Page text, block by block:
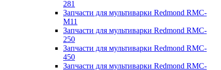
281
Запчасти для мультиварки Redmond RMC-
M11
Запчасти для мультиварки Redmond RMC-
250
Запчасти для мультиварки Redmond RMC-
450
Запчасти для мультиварки Redmond RMC-